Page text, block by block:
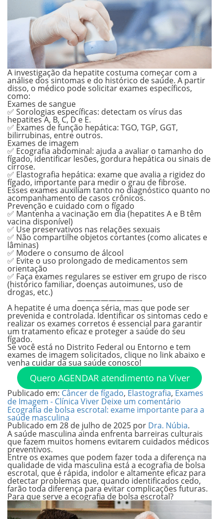
A investigação da hepatite costuma começar com a
análise dos sintomas e do histórico de saúde. A partir
disso, o médico pode solicitar exames específicos,
como:
Exames de sangue
✅ Sorologias específicas: detectam os vírus das
hepatites A, B, C, D e E.
✅ Exames de função hepática: TGO, TGP, GGT,
bilirrubinas, entre outros.
Exames de imagem
✅ Ecografia abdominal: ajuda a avaliar o tamanho do
fígado, identificar lesões, gordura hepática ou sinais de
cirrose.
✅ Elastografia hepática: exame que avalia a rigidez do
fígado, importante para medir o grau de fibrose.
Esses exames auxiliam tanto no diagnóstico quanto no
acompanhamento de casos crônicos.
Prevenção e cuidado com o fígado
✅ Mantenha a vacinação em dia (hepatites A e B têm
vacina disponível)
✅ Use preservativos nas relações sexuais
✅ Não compartilhe objetos cortantes (como alicates e
lâminas)
✅ Modere o consumo de álcool
✅ Evite o uso prolongado de medicamentos sem
orientação
✅ Faça exames regulares se estiver em grupo de risco
(histórico familiar, doenças autoimunes, uso de
drogas, etc.)
————————-
A hepatite é uma doença séria, mas que pode ser
prevenida e controlada. Identificar os sintomas cedo e
realizar os exames corretos é essencial para garantir
um tratamento eficaz e proteger a saúde do seu
fígado.
Se você está no Distrito Federal ou Entorno e tem
exames de imagem solicitados, clique no link abaixo e
venha cuidar da sua saúde conosco!
Quero AGENDAR atendimento na Viver
Publicado em: Câncer de fígado, Elastografia, Exames
de Imagem - Clínica Viver Deixe um comentário
Ecografia de bolsa escrotal: exame importante para a
saúde masculina
Publicado em 28 de julho de 2025 por Dra. Núbia.
A saúde masculina ainda enfrenta barreiras culturais
que fazem muitos homens evitarem cuidados médicos
preventivos.
Entre os exames que podem fazer toda a diferença na
qualidade de vida masculina está a ecografia de bolsa
escrotal, que é rápida, indolor e altamente eficaz para
detectar problemas que, quando identificados cedo,
farão toda diferença para evitar complicações futuras.
Para que serve a ecografia de bolsa escrotal?